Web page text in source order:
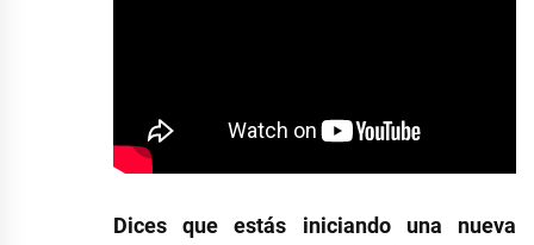
Dices que estás iniciando una nueva